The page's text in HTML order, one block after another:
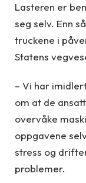
Lasteren er
seg selv. Enn
truckene i
Statens
– Vi har
om at de
overvåke
oppgavene
stress og
problemer.